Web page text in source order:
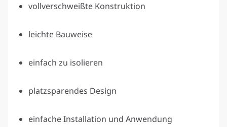
vollverschweißte Konstruktion
leichte Bauweise
einfach zu isolieren
platzsparendes Design
einfache Installation und Anwendung